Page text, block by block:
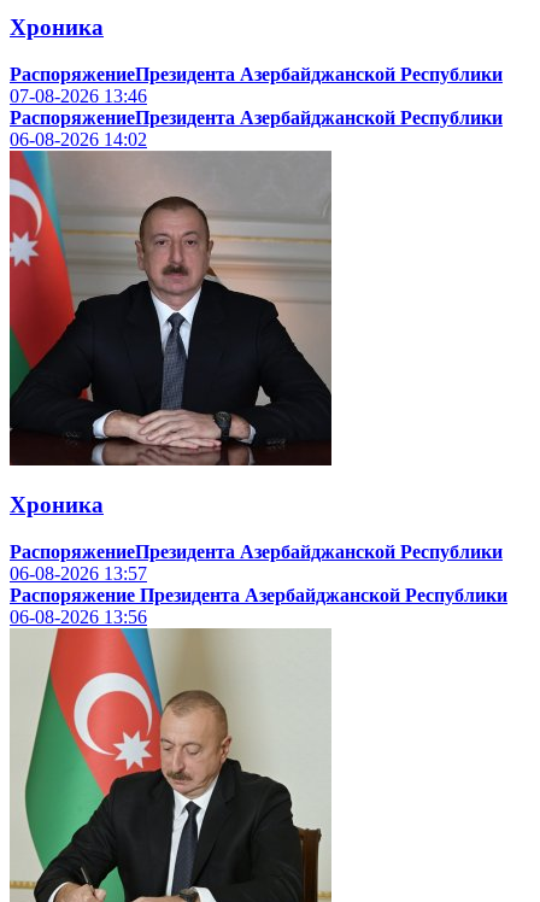
Хроника
РаспоряжениеПрезидента Азербайджанской Республики
07-08-2026 13:46
РаспоряжениеПрезидента Азербайджанской Республики
06-08-2026 14:02
Хроника
РаспоряжениеПрезидента Азербайджанской Республики
06-08-2026 13:57
Распоряжение Президента Азербайджанской Республики
06-08-2026 13:56